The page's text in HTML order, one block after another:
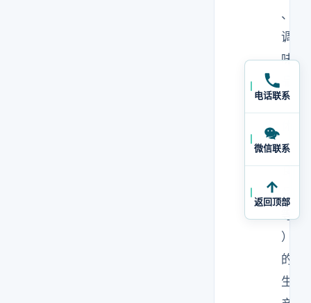
、
调
味
、
闲
食
）
的
生
电话联系
微信联系
返回顶部